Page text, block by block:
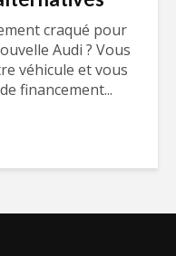
craqué pour
Audi ? Vous
véhicule et vous
financement...